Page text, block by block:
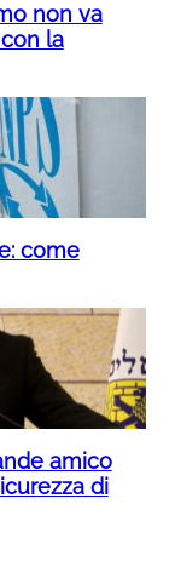
non va
la
come
amico
di